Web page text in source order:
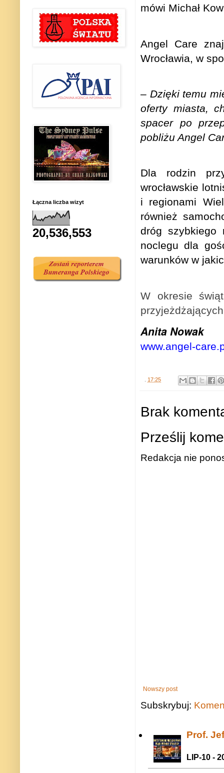
mówi Michał
Angel Care
Wrocławia, w
– Dzięki temu
oferty miasta,
spacer po
pobliżu Angel
Dla rodzin
wrocławskie
i regionami
również
dróg szybkiego
noclegu dla
warunków w
W okresie
Anita Nowak
www.angel-
17:25
Brak
Prześlij
Redakcja nie
Nowszy post
Subskrybuj:
Prof.
LIP-10 -
Łączna liczba wizyt
20,536,553